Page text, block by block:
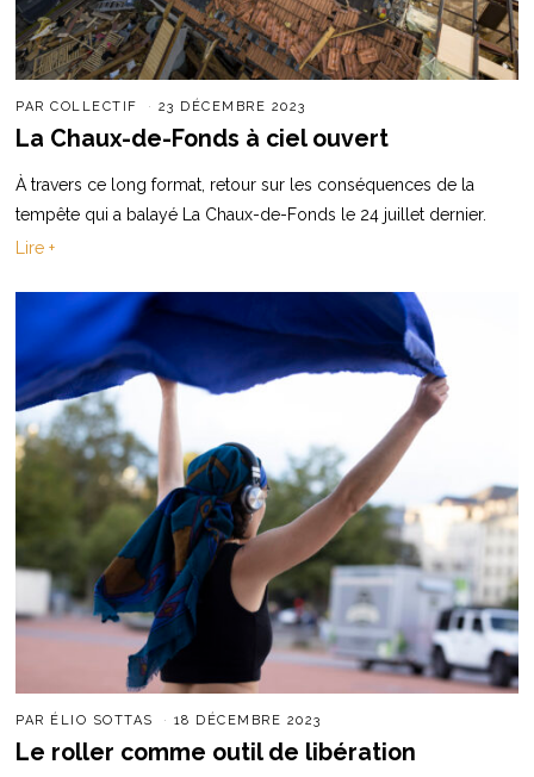
PARCOLLECTIF 23 DÉCEMBRE 2023
La Chaux-de-Fonds à ciel ouvert
À travers ce long format, retour sur les conséquences de la
tempête qui a balayé La Chaux-de-Fonds le 24 juillet dernier.
Lire +
PAR ÉLIO SOTTAS 18 DÉCEMBRE 2023
Le roller comme outil de libération